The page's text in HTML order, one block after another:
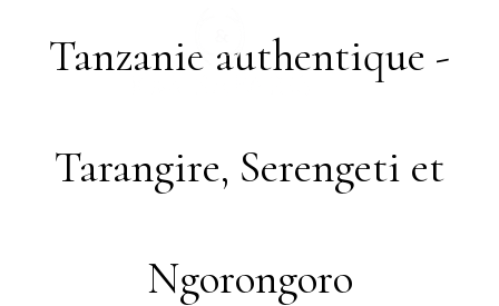
contenuTanzanie authentique -
Tarangire, Serengeti et
Ngorongoro